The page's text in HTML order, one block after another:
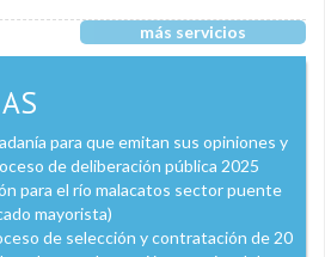
más servicios
para que emitan sus opiniones y
de deliberación pública 2025
para el río malacatos sector puente
mayorista)
de selección y contratación de 20